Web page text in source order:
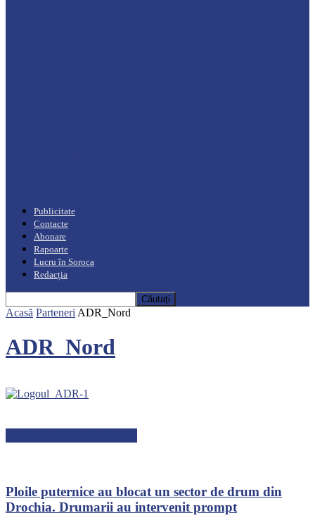
Publicitate
Contacte
Abonare
Rapoarte
Lucru în Soroca
Redacția
Acasă Parteneri ADR_Nord
ADR_Nord
Ploile puternice au blocat un sector de drum din
Drochia. Drumarii au intervenit prompt